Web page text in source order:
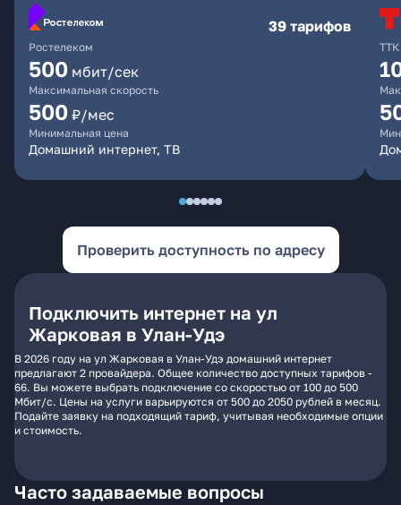
Ростелеком
39 тарифов
500 мбит/сек
Максимальная скорость
500 ₽/мес
Минимальная цена
Домашний интернет, ТВ
ТТК
Проверить доступность по адресу
Подключить интернет на ул
Жарковая в Улан-Удэ
В 2026 году на ул Жарковая в Улан-Удэ домашний интернет
предлагают 2 провайдера. Общее количество доступных тарифов -
66. Вы можете выбрать подключение со скоростью от 100 до 500
Мбит/с. Цены на услуги варьируются от 500 до 2050 рублей в месяц.
Подайте заявку на подходящий тариф, учитывая необходимые опции
и стоимость.
Часто задаваемые вопросы